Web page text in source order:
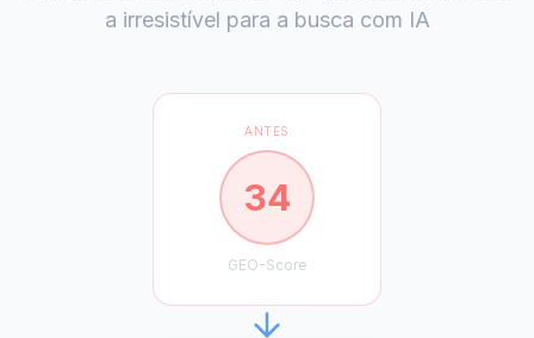
a irresistível para a busca com IA
ANTES
34
GEO-Score